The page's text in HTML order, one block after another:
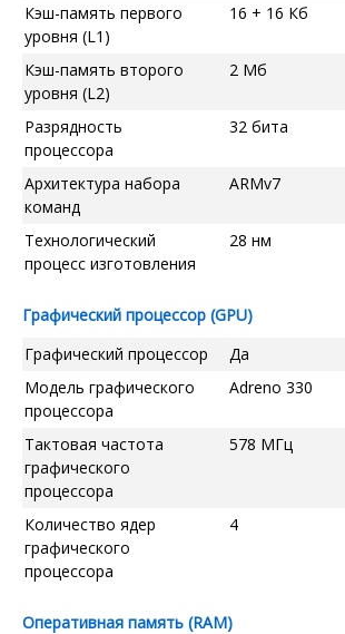
Кэш-память первого
уровня (L1)
16 + 16 Кб
Кэш-память второго
уровня (L2)
2 Мб
Разрядность
процессора
32 бита
Архитектура набора
команд
ARMv7
Технологический
процесс изготовления
28 нм
Графический процессор (GPU)
Графический процессор
Да
Модель графического
процессора
Adreno 330
Тактовая частота
графического
процессора
578 МГц
Количество ядер
графического
процессора
4
Оперативная память (RAM)